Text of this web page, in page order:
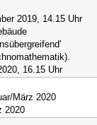
2019, 14.15 Uhr
16.15 Uhr
März 2020
2020